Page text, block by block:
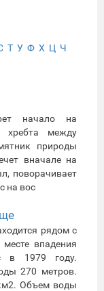
Т У Ф Х Ц Ч
начало на
хребта между
природы
вначале на
поворачивает
на вос
рядом с
впадения
в 1979 году.
270 метров.
Объем воды